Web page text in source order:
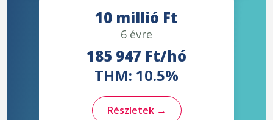
10 millió Ft
6 évre
185 947 Ft/hó
THM: 10.5%
Részletek →